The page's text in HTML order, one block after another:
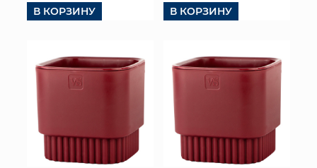
В КОРЗИНУ В КОРЗИНУ